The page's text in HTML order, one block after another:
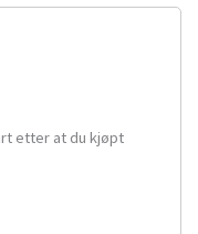
etter at du kjøpt